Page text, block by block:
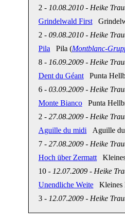
2 - 10.08.2010 - Heike
Grindelwald First
2 - 09.08.2010 - Heike
Pila Pila (Montblanc-
8 - 16.09.2009 - Heike
Dent du Géant Punta
6 - 03.09.2009 - Heike
Monte Bianco Punta
2 - 27.08.2009 - Heike
Aguille du midi Aguille
7 - 27.08.2009 - Heike
Hoch über Zermatt
10 - 12.07.2009 - Heike
Unendliche Weite Kleines
3 - 12.07.2009 - Heike